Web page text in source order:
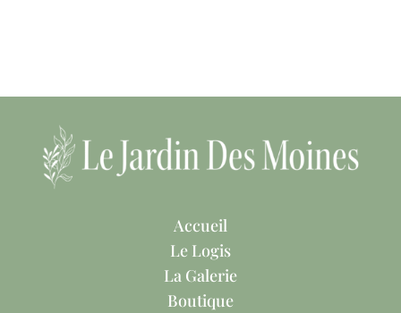
Accueil
Le Logis
La Galerie
Boutique